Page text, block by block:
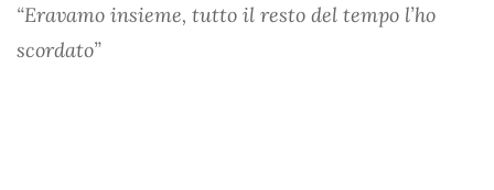
“Eravamo insieme, tutto il resto del tempo l’ho
scordato”